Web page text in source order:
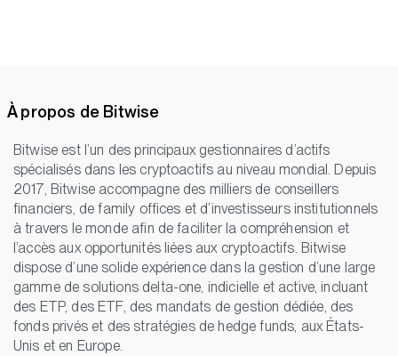
À propos de Bitwise
Bitwise est l’un des principaux gestionnaires d’actifs
spécialisés dans les cryptoactifs au niveau mondial. Depuis
2017, Bitwise accompagne des milliers de conseillers
financiers, de family offices et d’investisseurs institutionnels
à travers le monde afin de faciliter la compréhension et
l’accès aux opportunités liées aux cryptoactifs. Bitwise
dispose d’une solide expérience dans la gestion d’une large
gamme de solutions delta-one, indicielle et active, incluant
des ETP, des ETF, des mandats de gestion dédiée, des
fonds privés et des stratégies de hedge funds, aux États-
Unis et en Europe.